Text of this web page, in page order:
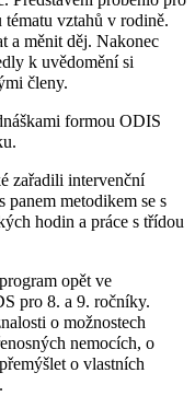
vztahů v rodině.
a měnit děj. Nakonec
k uvědomění si
členy.
formou ODIS
zařadili intervenční
metodikem se s
hodin a práce s třídou
opět ve
pro 8. a 9. ročníky.
o možnostech
nemocích, o
o vlastních